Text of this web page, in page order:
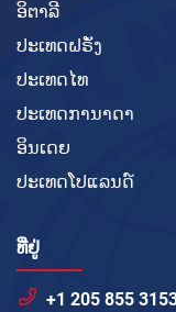
ອິຕາລີ
ປະເທດຝຣັ່ງ
ປະເທດໄທ
ປະເທດການາດາ
ອິນເດຍ
ປະເທດໂປແລນດ໌
ທີ່ຢູ່
+1 205 855